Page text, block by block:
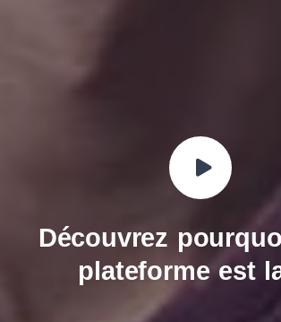
Découvrez
plateforme est